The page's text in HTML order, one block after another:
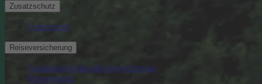
Zusatzschutz
Schutzbrief
Reiseversicherung
Auslandsreisekrankenversicherung
Reisegepäck